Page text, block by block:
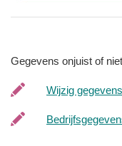
Gegevens onjuist of
Wijzig gegevens